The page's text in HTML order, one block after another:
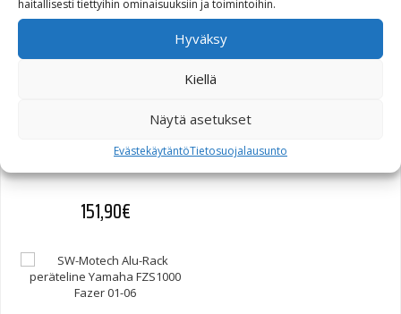
haitallisesti tiettyihin ominaisuuksiin ja toimintoihin.
Hyväksy
Kiellä
Näytä asetukset
EvästekäytäntöTietosuojalausunto
SW-Motech Alu-Rack
peräteline Suzuki SV650
03-/SV1000 musta
151,90€